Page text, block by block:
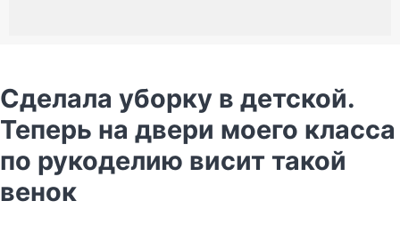
Сделала уборку в детской.
Теперь на двери моего класса
по рукоделию висит такой
венок